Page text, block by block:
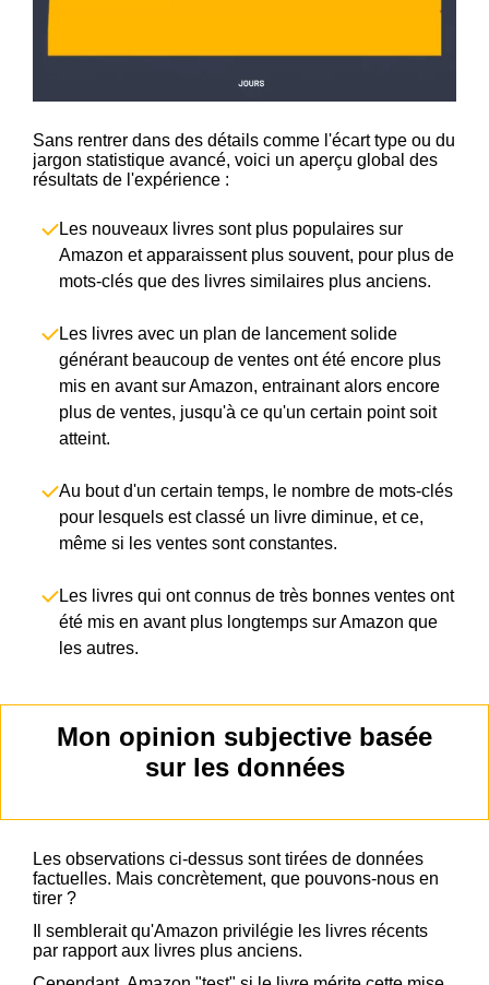
Sans rentrer dans des détails comme l'écart type ou du
jargon statistique avancé, voici un aperçu global des
résultats de l'expérience :
Les nouveaux livres sont plus populaires sur
Amazon et apparaissent plus souvent, pour plus de
mots-clés que des livres similaires plus anciens.
Les livres avec un plan de lancement solide
générant beaucoup de ventes ont été encore plus
mis en avant sur Amazon, entrainant alors encore
plus de ventes, jusqu'à ce qu'un certain point soit
atteint.
Au bout d'un certain temps, le nombre de mots-clés
pour lesquels est classé un livre diminue, et ce,
même si les ventes sont constantes.
Les livres qui ont connus de très bonnes ventes ont
été mis en avant plus longtemps sur Amazon que
les autres.
Mon opinion subjective basée
sur les données
Les observations ci-dessus sont tirées de données
factuelles. Mais concrètement, que pouvons-nous en
tirer ?
Il semblerait qu'Amazon privilégie les livres récents
par rapport aux livres plus anciens.